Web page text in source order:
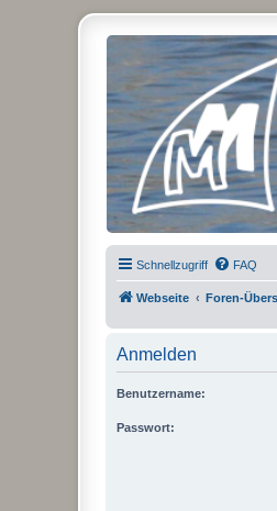
Micro Magic
Schnellzugriff FAQ
Webseite Foren-
Anmelden
Benutzername:
Passwort: